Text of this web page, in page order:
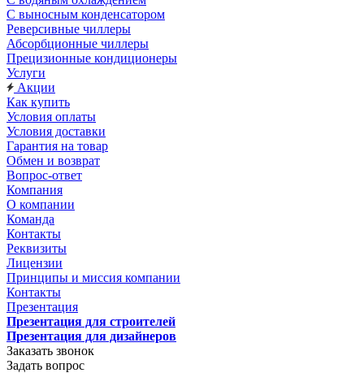
С выносным конденсатором
Реверсивные чиллеры
Абсорбционные чиллеры
Прецизионные кондиционеры
Услуги
Акции
Как купить
Условия оплаты
Условия доставки
Гарантия на товар
Обмен и возврат
Вопрос-ответ
Компания
О компании
Команда
Контакты
Реквизиты
Лицензии
Принципы и миссия компании
Контакты
Презентация
Презентация для строителей
Презентация для дизайнеров
Заказать звонок
Задать вопрос